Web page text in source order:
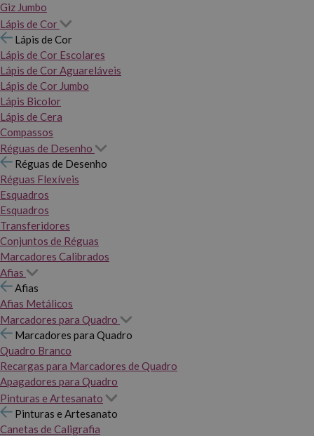
Giz Jumbo
Lápis de Cor
Lápis de Cor
Lápis de Cor Escolares
Lápis de Cor Aguareláveis
Lápis de Cor Jumbo
Lápis Bicolor
Lápis de Cera
Compassos
Réguas de Desenho
Réguas de Desenho
Réguas Flexíveis
Esquadros
Esquadros
Transferidores
Conjuntos de Réguas
Marcadores Calibrados
Afias
Afias
Afias Metálicos
Marcadores para Quadro
Marcadores para Quadro
Quadro Branco
Recargas para Marcadores de Quadro
Apagadores para Quadro
Pinturas e Artesanato
Pinturas e Artesanato
Canetas de Caligrafia